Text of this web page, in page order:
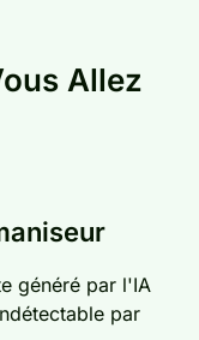
Allez
généré par l'IA
par